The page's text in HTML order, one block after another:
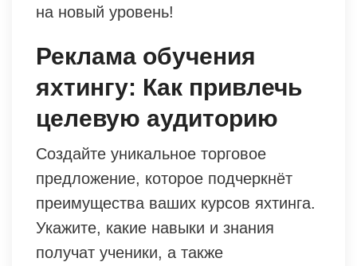
на новый уровень!
Реклама обучения
яхтингу: Как привлечь
целевую аудиторию
Создайте уникальное торговое
предложение, которое подчеркнёт
преимущества ваших курсов яхтинга.
Укажите, какие навыки и знания
получат ученики, а также